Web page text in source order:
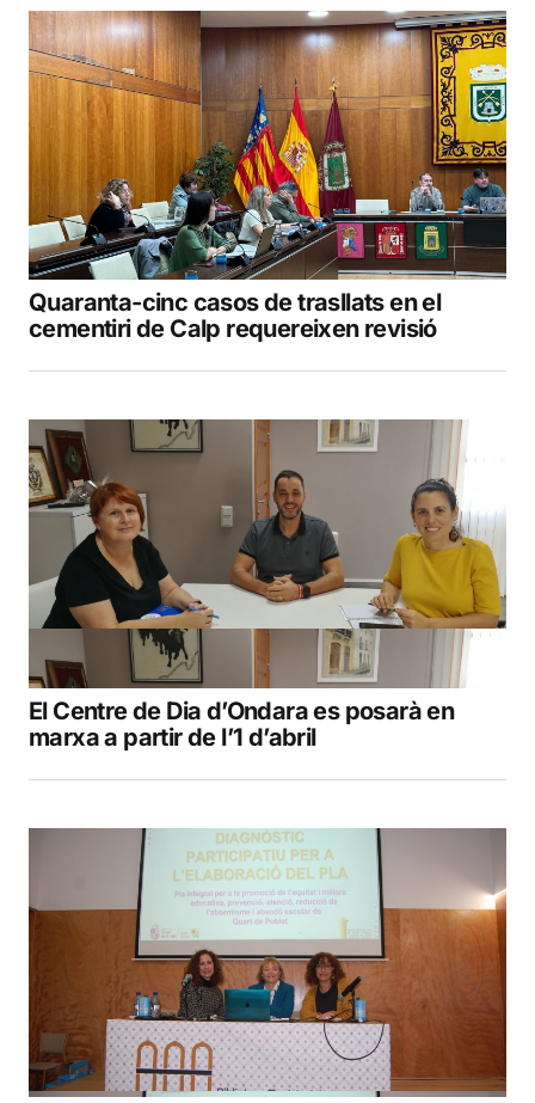
Quaranta-cinc casos de trasllats en el
cementiri de Calp requereixen revisió
El Centre de Dia d’Ondara es posarà en
marxa a partir de l’1 d’abril